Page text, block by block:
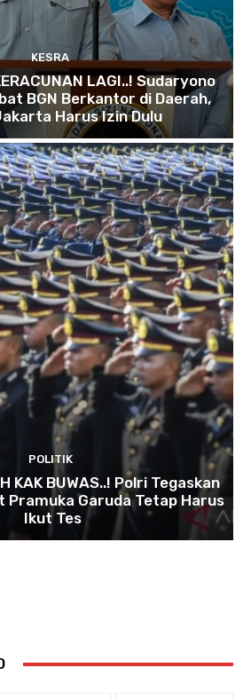
KESRA
LAGI..! Sudaryono
BGN Berkantor di Daerah,
Harus Izin Dulu
POLITIK
KAK BUWAS..! Polri Tegaskan
Pramuka Garuda Tetap Harus
Ikut Tes